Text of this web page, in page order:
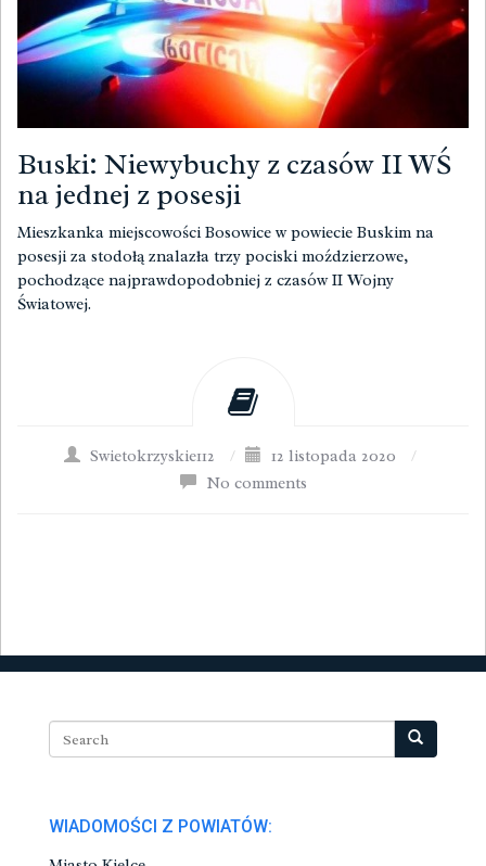
Buski: Niewybuchy z czasów II WŚ
na jednej z posesji
Mieszkanka miejscowości Bosowice w powiecie Buskim na
posesji za stodołą znalazła trzy pociski moździerzowe,
pochodzące najprawdopodobniej z czasów II Wojny
Światowej.
Swietokrzyskie112 / 12 listopada 2020
/
No comments
WIADOMOŚCI Z POWIATÓW: